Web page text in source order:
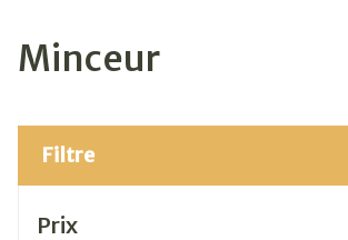
Minceur
Filtre
Prix